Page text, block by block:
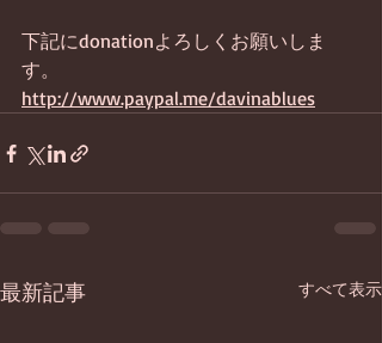
下記にdonationよろしくお願いしま
す。
http://www.paypal.me/davinablues
最新記事 すべて表示